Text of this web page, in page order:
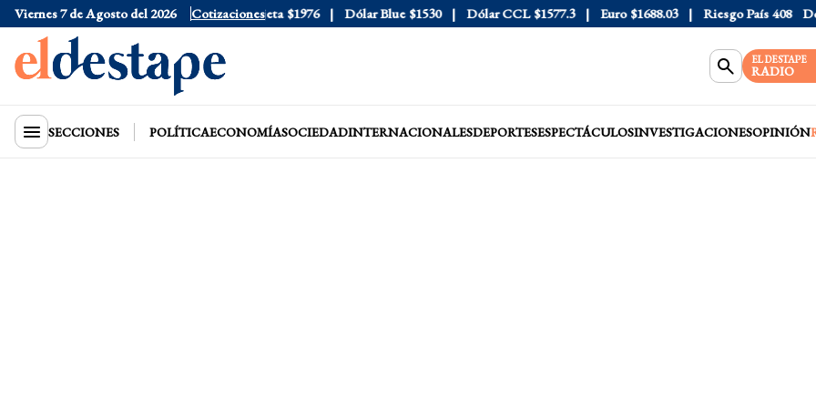
Viernes 7 de Agosto del 2026 Cotizaciones
Dólar Oficial $1520 Dólar Tarjeta $1976 Dólar Blue $1530 Dólar CCL $1577.3 Euro $1688.03 Riesgo País 408
EL DESTAPE
RADIO
SECCIONES POLÍTICAECONOMÍASOCIEDADINTERNACIONALESDEPORTESESPECTÁCULOSINVESTIGACIONESOPINIÓN